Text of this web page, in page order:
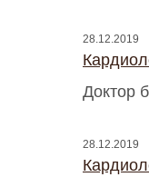
28.12.2019
Доктор
28.12.2019